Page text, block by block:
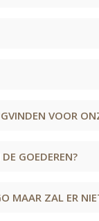
VOOR
GOEDEREN?
MAAR ZAL ER